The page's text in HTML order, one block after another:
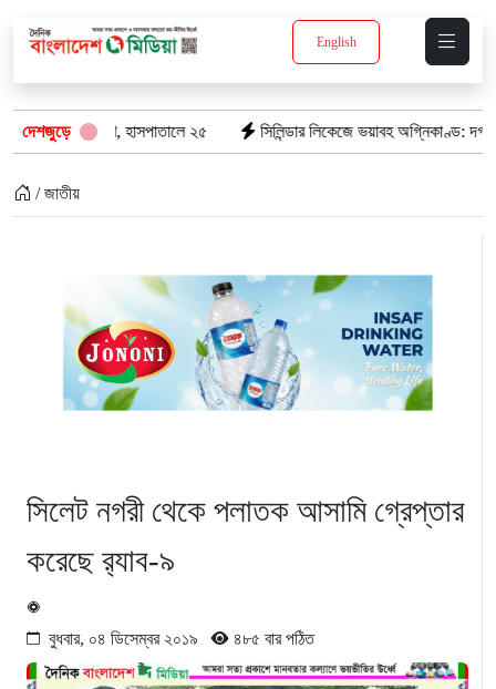
English
দেশজুড়ে
প্রাণ, হাসপাতালে ২৫ সিলিন্ডার লিকেজে ভয়াবহ অগ্নিকাণ্ড: দগ্ধ ৩ জনের
/ জাতীয়
সিলেট নগরী থেকে পলাতক আসামি গ্রেপ্তার
করেছে র‌্যাব-৯
বুধবার, ০৪ ডিসেম্বর ২০১৯ ৪৮৫ বার পঠিত